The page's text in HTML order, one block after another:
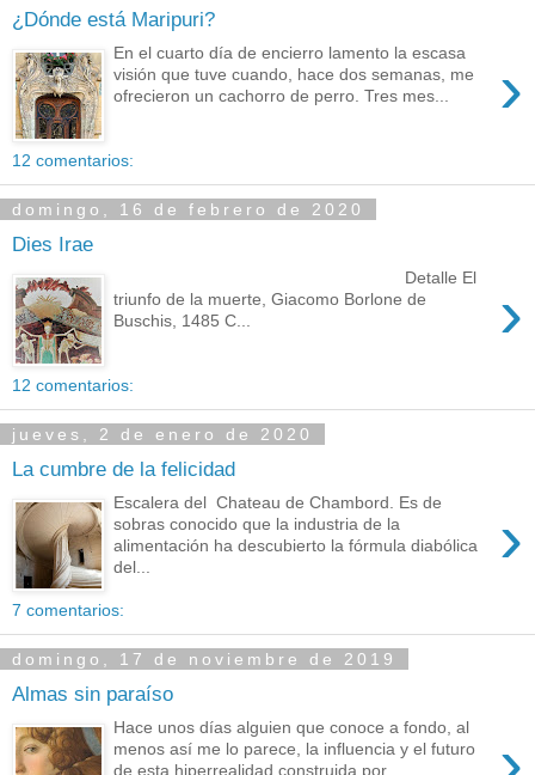
¿Dónde está Maripuri?
›
En el cuarto día de encierro lamento la escasa
visión que tuve cuando, hace dos semanas, me
ofrecieron un cachorro de perro. Tres mes...
12 comentarios:
domingo, 16 de febrero de 2020
Dies Irae
›
Detalle El
triunfo de la muerte, Giacomo Borlone de
Buschis, 1485 C...
12 comentarios:
jueves, 2 de enero de 2020
La cumbre de la felicidad
›
Escalera del Chateau de Chambord. Es de
sobras conocido que la industria de la
alimentación ha descubierto la fórmula diabólica
del...
7 comentarios:
domingo, 17 de noviembre de 2019
Almas sin paraíso
Hace unos días alguien que conoce a fondo, al
menos así me lo parece, la influencia y el futuro
de esta hiperrealidad construida por ...